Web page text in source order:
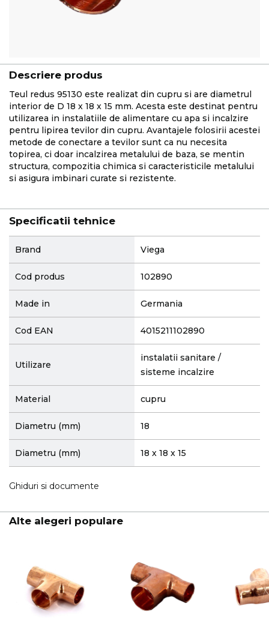
Descriere produs
Teul redus 95130 este realizat din cupru si are diametrul
interior de D 18 x 18 x 15 mm. Acesta este destinat pentru
utilizarea in instalatiile de alimentare cu apa si incalzire
pentru lipirea tevilor din cupru. Avantajele folosirii acestei
metode de conectare a tevilor sunt ca nu necesita
topirea, ci doar incalzirea metalului de baza, se mentin
structura, compozitia chimica si caracteristicile metalului
si asigura imbinari curate si rezistente.
Specificatii tehnice
Brand Viega
Cod produs 102890
Made in Germania
Cod EAN 4015211102890
Utilizare
instalatii sanitare /
sisteme incalzire
Material cupru
Diametru (mm) 18
Diametru (mm) 18 x 18 x 15
Ghiduri si documente
Alte alegeri populare